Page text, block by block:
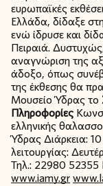
ευρωπαϊκές
Ελλάδα, δίδαξε
ενώ ίδρυσε και
Πειραιά.
αναγνώριση της
άδοξο, όπως
της έκθεσης θα
Μουσείο Ύδρας το
Πληροφορίες
ελληνικής
Ύδρας Διάρκεια:
λειτουργίας:
Τηλ.: 22980 52355
www.iamy.gr